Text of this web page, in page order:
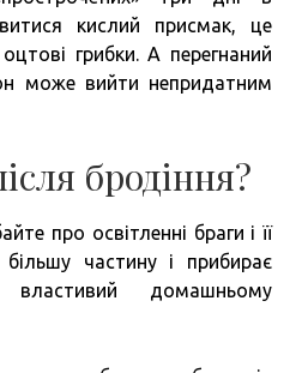
кислий присмак, це
грибки. А перегнаний
може вийти непридатним
бродіння?
про освітленні браги і її
більшу частину і прибирає
властивий домашньому